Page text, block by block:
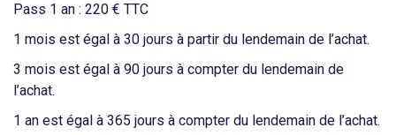
Pass 1 an : 220 € TTC
1 mois est égal à 30 jours à partir du lendemain de l’achat.
3 mois est égal à 90 jours à compter du lendemain de
l’achat.
1 an est égal à 365 jours à compter du lendemain de l’achat.